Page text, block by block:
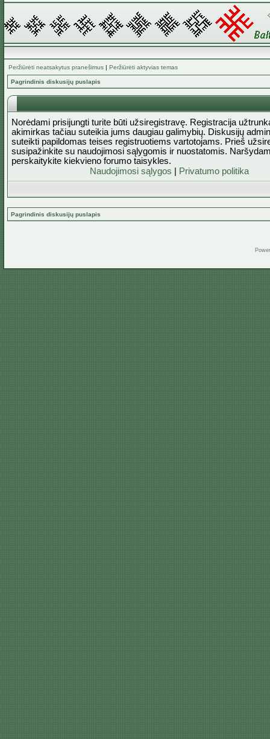
Peržiūrėti neatsakytus pranešimus | Peržiūrėti aktyvias temas
Pagrindinis diskusijų puslapis
Norėdami prisijungti turite būti užsiregistravę. Registracija
akimirkas tačiau suteikia jums daugiau galimybių. Diskusijų
suteikti papildomas teises registruotiems vartotojams. Prieš
susipažinkite su naudojimosi sąlygomis ir nuostatomis.
perskaitykite kiekvieno forumo taisykles.
Naudojimosi sąlygos
Privatumo politika
Pagrindinis diskusijų puslapis